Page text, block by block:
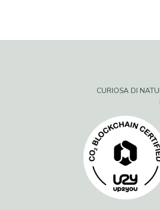
CURIOSA DI